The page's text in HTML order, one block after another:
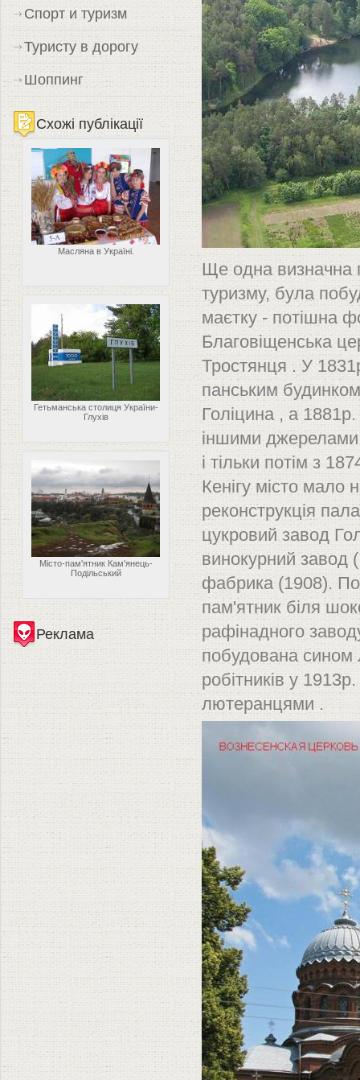
Ще одна визначна
туризму, була
маєтку - потішна
Благовіщенська
Тростянця . У
панським
Голіцина , а
іншими джерелами
і тільки потім з
Кенігу місто
реконструкція
цукровий завод
винокурний завод
фабрика (1908).
пам'ятник біля
рафінадного
побудована сином
робітників у
лютеранцями .
Спорт и туризм
Туристу в дорогу
Шоппинг
Схожі публікації
Масляна в Україні.
Гетьманська столиця України-
Глухів
Місто-пам'ятник Кам'янець-
Подільський
Реклама